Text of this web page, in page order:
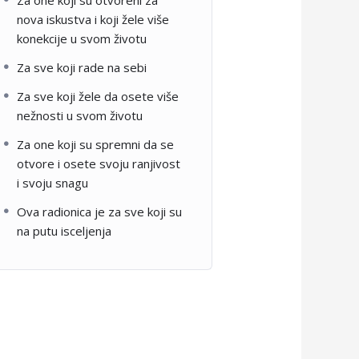
nova iskustva i koji žele više
konekcije u svom životu
Za sve koji rade na sebi
Za sve koji žele da osete više
nežnosti u svom životu
Za one koji su spremni da se
otvore i osete svoju ranjivost
i svoju snagu
Ova radionica je za sve koji su
na putu isceljenja